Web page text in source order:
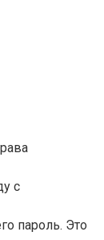
с
пароль. Это